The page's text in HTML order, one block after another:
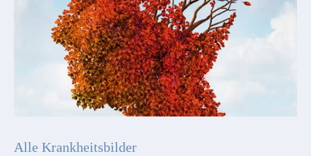
Alle Krankheitsbilder